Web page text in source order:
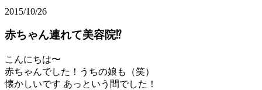
2015/10/26
赤ちゃん連れて美容院⁉︎
こんにちは〜
赤ちゃんでした！うちの娘も（笑）
懐かしいです あっという間でした！